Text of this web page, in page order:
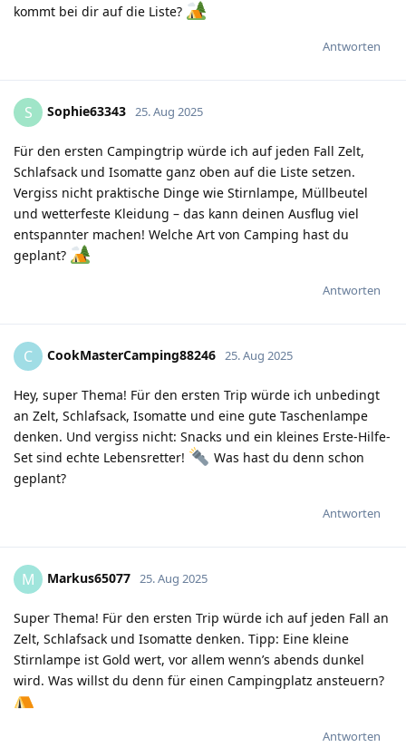
kommt bei dir auf die Liste?
Antworten
S Sophie63343 25. Aug 2025
Für den ersten Campingtrip würde ich auf jeden Fall Zelt,
Schlafsack und Isomatte ganz oben auf die Liste setzen.
Vergiss nicht praktische Dinge wie Stirnlampe, Müllbeutel
und wetterfeste Kleidung – das kann deinen Ausflug viel
entspannter machen! Welche Art von Camping hast du
geplant?
Antworten
C CookMasterCamping88246 25. Aug 2025
Hey, super Thema! Für den ersten Trip würde ich unbedingt
an Zelt, Schlafsack, Isomatte und eine gute Taschenlampe
denken. Und vergiss nicht: Snacks und ein kleines Erste-Hilfe-
Set sind echte Lebensretter!
Was hast du denn schon
geplant?
Antworten
M Markus65077 25. Aug 2025
Super Thema! Für den ersten Trip würde ich auf jeden Fall an
Zelt, Schlafsack und Isomatte denken. Tipp: Eine kleine
Stirnlampe ist Gold wert, vor allem wenn’s abends dunkel
wird. Was willst du denn für einen Campingplatz ansteuern?
Antworten